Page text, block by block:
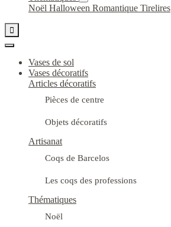
Noël Halloween Romantique Tirelires

Vases de sol
Vases décoratifs
Articles décoratifs
Pièces de centre
Objets décoratifs
Artisanat
Coqs de Barcelos
Les coqs des professions
Thématiques
Noël